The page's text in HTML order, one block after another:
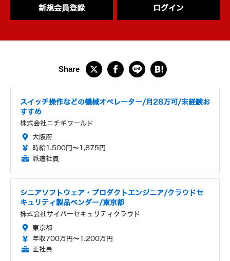
新規会員登録 ログイン
スイッチ操作などの機械オペレーター/月28万可/未経験お
すすめ
株式会社ニチギワールド
大阪府
時給1,500円～1,875円
派遣社員
シニアソフトウェア・プロダクトエンジニア/クラウドセ
キュリティ製品ベンダー/東京都
株式会社サイバーセキュリティクラウド
東京都
年収700万円～1,200万円
正社員